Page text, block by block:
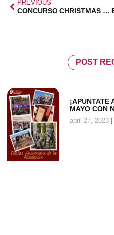
PREVIOUS
CONCURSO CHRISTMAS FAMILIAS NUMEROSAS
POST
¡APUNTATE
MAYO CON
abril 27, 2023